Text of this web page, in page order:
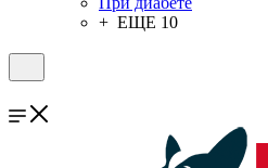
+ ЕЩЕ 10